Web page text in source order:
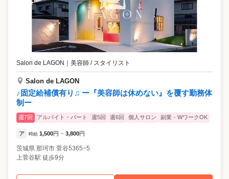
Salon de LAGON ｜ 美容師 / スタイリスト
Salon de LAGON
♪固定給補償有り♫ ー『美容師は休めない』を覆す勤務体
制ー
週7回 アルバイト・パート 週5回 週6回 個人サロン 副業・WワークOK
ア 時給 1,500円 ~ 3,800円
茨城県 那珂市 菅谷5365−5
上菅谷駅 徒歩9分